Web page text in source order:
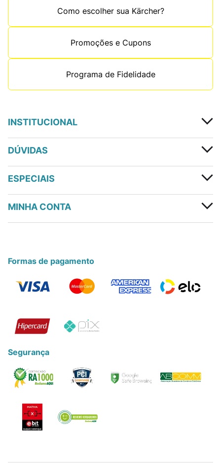
Como escolher sua Kärcher?
Promoções e Cupons
Programa de Fidelidade
INSTITUCIONAL
DÚVIDAS
ESPECIAIS
MINHA CONTA
Formas de pagamento
Segurança